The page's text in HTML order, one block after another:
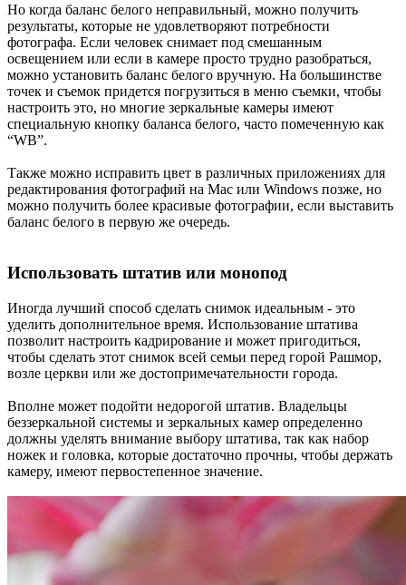
Но когда баланс белого неправильный, можно получить
результаты, которые не удовлетворяют потребности
фотографа. Если человек снимает под смешанным
освещением или если в камере просто трудно разобраться,
можно установить баланс белого вручную. На большинстве
точек и съемок придется погрузиться в меню съемки, чтобы
настроить это, но многие зеркальные камеры имеют
специальную кнопку баланса белого, часто помеченную как
“WB”.
Также можно исправить цвет в различных приложениях для
редактирования фотографий на Mac или Windows позже, но
можно получить более красивые фотографии, если выставить
баланс белого в первую же очередь.
Использовать штатив или монопод
Иногда лучший способ сделать снимок идеальным - это
уделить дополнительное время. Использование штатива
позволит настроить кадрирование и может пригодиться,
чтобы сделать этот снимок всей семьи перед горой Рашмор,
возле церкви или же достопримечательности города.
Вполне может подойти недорогой штатив. Владельцы
беззеркальной системы и зеркальных камер определенно
должны уделять внимание выбору штатива, так как набор
ножек и головка, которые достаточно прочны, чтобы держать
камеру, имеют первостепенное значение.